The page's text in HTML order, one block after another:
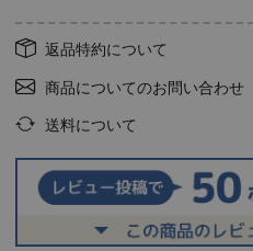
返品特約について
商品についてのお問い合わせ
送料について